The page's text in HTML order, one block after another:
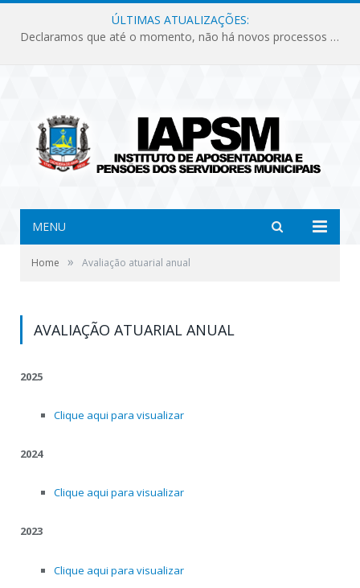
ÚLTIMAS ATUALIZAÇÕES:
Declaramos que até o momento, não há novos processos licitatórios para o Instituto de Previdência no ano de 2026.
MENU
Home » Avaliação atuarial anual
AVALIAÇÃO ATUARIAL ANUAL
2025
Clique aqui para visualizar
2024
Clique aqui para visualizar
2023
Clique aqui para visualizar